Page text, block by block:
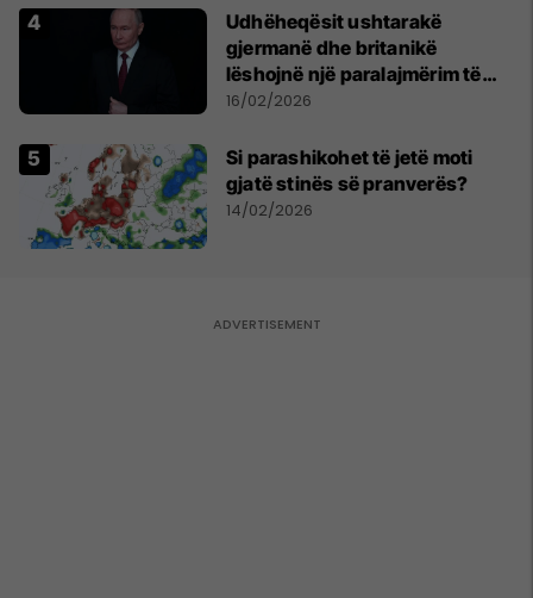
Udhëheqësit ushtarakë
gjermanë dhe britanikë
lëshojnë një paralajmërim të
përbashkët për rrezikun e
16/02/2026
Si parashikohet të jetë moti
gjatë stinës së pranverës?
14/02/2026